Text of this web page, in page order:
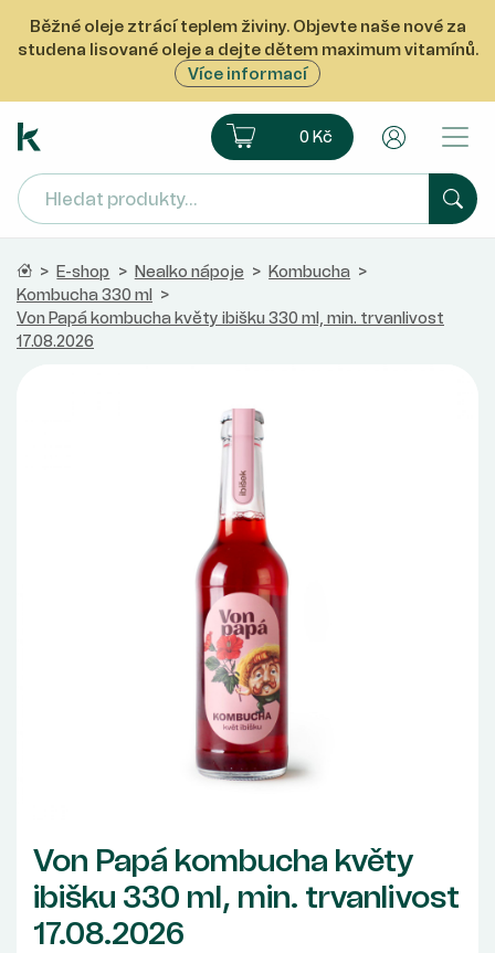
Běžné oleje ztrácí teplem živiny. Objevte naše nové za
studena lisované oleje a dejte dětem maximum vitamínů.
Více informací
Ekoprodukt e-shop Košík0 Kč
Domů
> E-shop > Nealko nápoje > Kombucha >
Kombucha 330 ml >
Von Papá kombucha květy ibišku 330 ml, min. trvanlivost
17.08.2026
Von Papá kombucha květy
ibišku 330 ml, min. trvanlivost
17.08.2026